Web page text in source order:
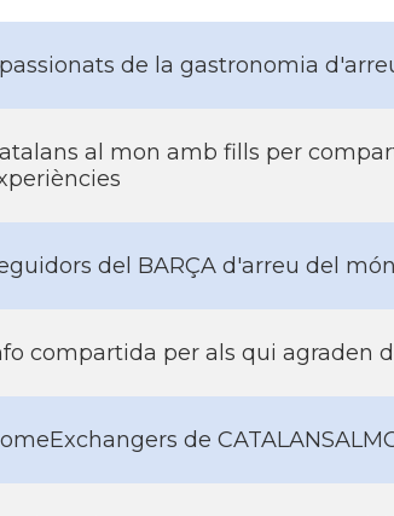
de la gastronomia
al mon amb fills per
del BARÇA d'arreu del món
compartida per als qui agraden
de